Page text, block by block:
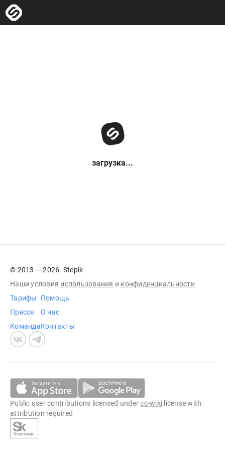
загрузка...
© 2013 — 2026. Stepik
Наши условия использования и конфиденциальности
Тарифы
Прессе
Команда
Помощь
О нас
Контакты
Public user contributions licensed undercc-wiki license with
attribution required